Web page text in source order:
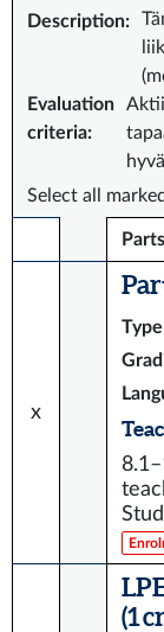
Description:
Evaluation
criteria:
Select all
x
Type
(1